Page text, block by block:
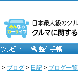
> ブログ > 日記 > ブログ一覧